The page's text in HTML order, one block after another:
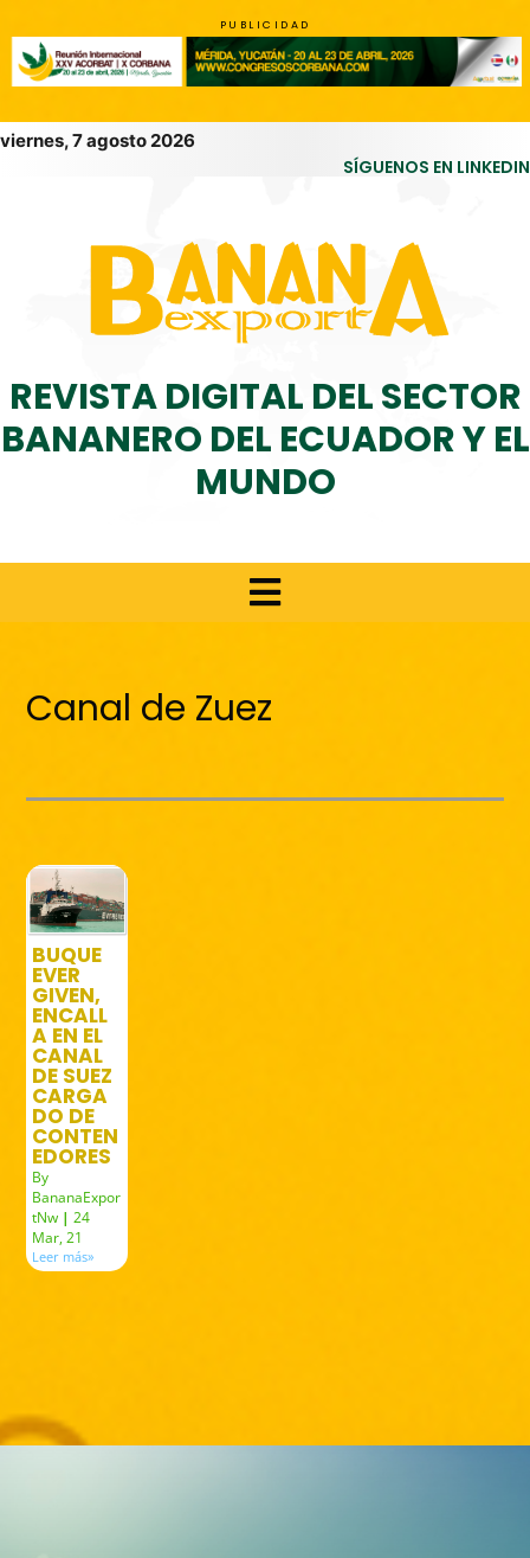
PUBLICIDAD
viernes, 7 agosto 2026
SÍGUENOS EN LINKEDIN
REVISTA DIGITAL DEL SECTOR
BANANERO DEL ECUADOR Y EL
MUNDO
Canal de Zuez
BUQUE
EVER
GIVEN,
ENCALL
A EN EL
CANAL
DE SUEZ
CARGA
DO DE
CONTEN
EDORES
By
BananaExpor
tNw | 24
Mar, 21
Leer más»